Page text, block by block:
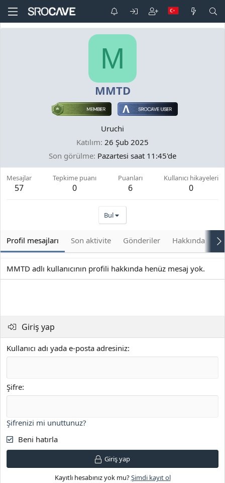
M
MMTD
Uruchi
Katılım 26 Şub 2025
Son görülme Pazartesi saat 11:45'de
Mesajlar
57
Tepkime puanı
0
Puanları
6
Kullanıcı hikayeleri
0
Bul
Profil mesajları Son aktivite Gönderiler Hakkında
MMTD adlı kullanıcının profili hakkında henüz mesaj yok.
Giriş yap
Kullanıcı adı yada e-posta adresiniz
Şifre
Şifrenizi mi unuttunuz?
Beni hatırla
Giriş yap
Kayıtlı hesabınız yok mu?Şimdi kayıt ol